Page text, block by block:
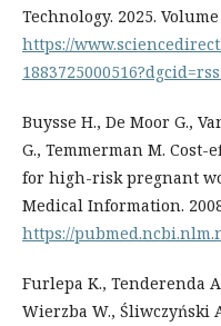
Technology. 2025.
https://
Buysse H., De Moor G.,
G., Temmerman M.
for high-risk pregnant
Medical Information.
https://
Furlepa K., Tenderenda
Wierzba W., Śliwczyński